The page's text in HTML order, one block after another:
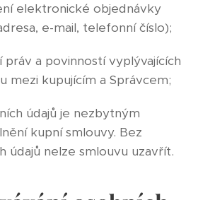
elektronické objednávky
e-mail, telefonní číslo);
práv a povinností vyplývajících
mezi kupujícím a Správcem;
údajů je nezbytným
kupní smlouvy. Bez
údajů nelze smlouvu uzavřít.